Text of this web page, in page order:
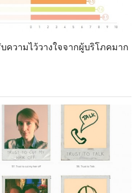
วามไว้วางใจจากผู้บริโภคมาก